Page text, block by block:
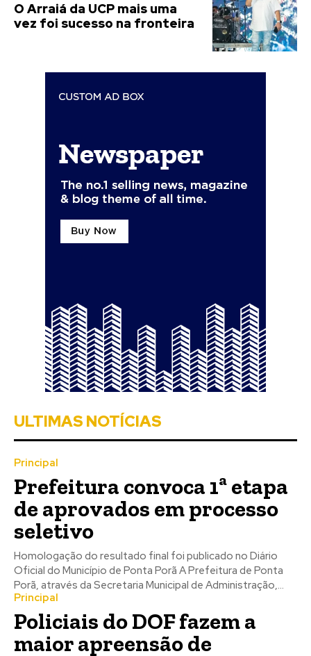
O Arraiá da UCP mais uma
vez foi sucesso na fronteira
ULTIMAS NOTÍCIAS
Principal
Prefeitura convoca 1ª etapa
de aprovados em processo
seletivo
Homologação do resultado final foi publicado no Diário
Oficial do Município de Ponta Porã A Prefeitura de Ponta
Porã, através da Secretaria Municipal de Administração,...
Principal
Policiais do DOF fazem a
maior apreensão de